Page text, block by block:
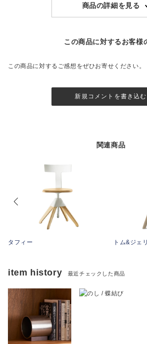
商品の詳細を見る
この商品に対するお客様
この商品に対するご感想をぜひお寄せください。
新規コメントを書き込む
関連商品
タフィー トム&ジェ
item history 最近チェックした商品